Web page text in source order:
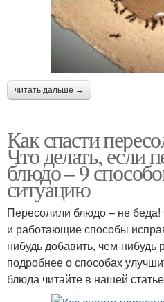
читать дальше →
Как спасти
Что делать, если
блюдо – 9
ситуацию
Пересолили блюдо – не
и работающие способы
нибудь добавить, чем-нибудь
подробнее о способах
блюда читайте в нашей